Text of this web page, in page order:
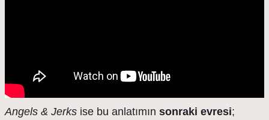
Angels & Jerks ise bu anlatımın sonraki evresi;